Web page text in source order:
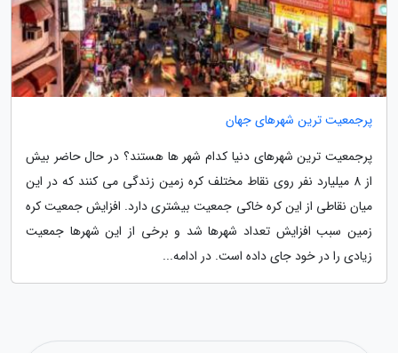
پرجمعیت ترین شهرهای جهان
پرجمعیت ترین شهرهای دنیا کدام شهر ها هستند؟ در حال حاضر بیش
از 8 میلیارد نفر روی نقاط مختلف کره زمین زندگی می کنند که در این
میان نقاطی از این کره خاکی جمعیت بیشتری دارد. افزایش جمعیت کره
زمین سبب افزایش تعداد شهرها شد و برخی از این شهرها جمعیت
زیادی را در خود جای داده است. در ادامه...